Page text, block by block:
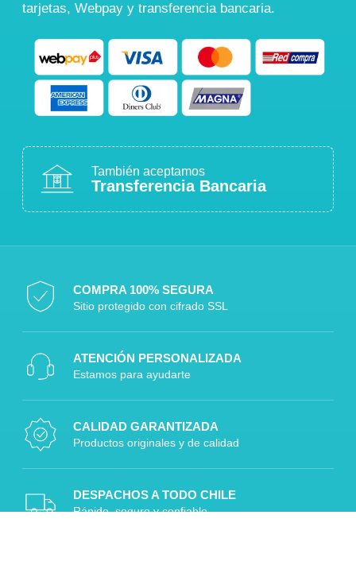
tarjetas, Webpay y transferencia bancaria.
También aceptamos
Transferencia Bancaria
COMPRA 100% SEGURA
Sitio protegido con cifrado SSL
ATENCIÓN PERSONALIZADA
Estamos para ayudarte
CALIDAD GARANTIZADA
Productos originales y de calidad
DESPACHOS A TODO CHILE
Rápido, seguro y confiable